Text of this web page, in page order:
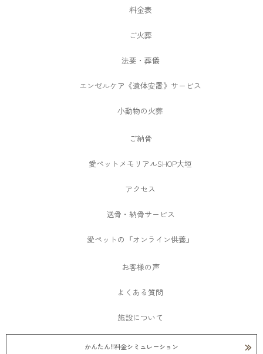
料金表
ご火葬
法要・葬儀
エンゼルケア《遺体安置》サービス
小動物の火葬
ご納骨
愛ペットメモリアルSHOP大垣
アクセス
送骨・納骨サービス
愛ペットの『オンライン供養』
お客様の声
よくある質問
施設について
館内ビュー
かんたん!!料金シミュレーション